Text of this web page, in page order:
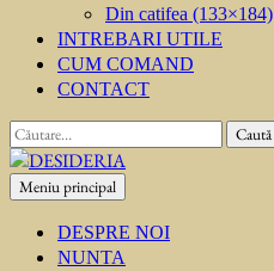
Din catifea (133×184)
INTREBARI UTILE
CUM COMAND
CONTACT
Caută
după:
DESIDERIA
Creator de invitati
Meniu principal
DESPRE NOI
NUNTA